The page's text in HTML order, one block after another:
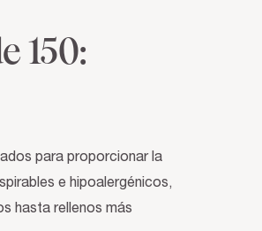
150:
para proporcionar la
e hipoalergénicos,
hasta rellenos más